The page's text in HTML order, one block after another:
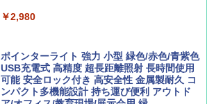
AIRLINE（エアライン）2026年9月号【特
集】ボーイング110周年を祝して！
新しい日本地理 地図・統計・移動から読み
解く (講談社現代新書)
ーティング フルクローズ メッシュ 3-4人用
簡単設置 ポップアップテント エクルベージ
ュ(BC仕様) PATC-150B(EB)
￥2,980
ポインターライト 強力 小型 緑色/赤色/青紫色
USB充電式 高精度 超長距離照射 長時間使用
可能 安全ロック付き 高安全性 金属製耐久 コ
ンパクト多機能設計 持ち運び便利 アウトド